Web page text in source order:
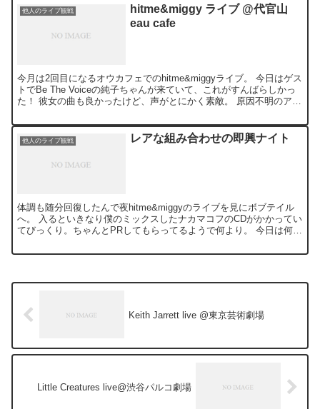
他人のライブ観戦
hitme&miggy ライブ @代官山
eau cafe
今月は2回目になるオウカフェでのhitme&miggyライブ。 今日はゲス
トでBe The Voiceの純子ちゃんが来ていて、これがすんばらしかっ
た！ 彼女の曲も良かったけど、声がとにかく素敵。 原因不明のアレ
他人のライブ観戦 レアな組み合わせの即興ナイト
体調も随分回復したんで夜hitme&miggyのライブを見にボブテイル
へ。 入るといきなり僕のミックスしたナカマコフのCDがかかってい
てびっくり。ちゃんとPRしてもらってるようで何より。 今日は何人
Keith Jarrett live @東京芸術劇場
Little Creatures live@渋谷パルコ劇場